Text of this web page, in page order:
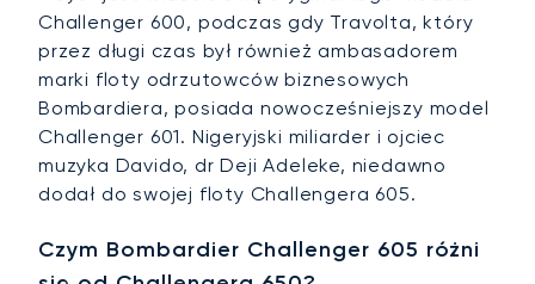
Challenger 600, podczas gdy Travolta, który
przez długi czas był również ambasadorem
marki floty odrzutowców biznesowych
Bombardiera, posiada nowocześniejszy model
Challenger 601. Nigeryjski miliarder i ojciec
muzyka Davido, dr Deji Adeleke, niedawno
dodał do swojej floty Challengera 605.
Czym Bombardier Challenger 605 różni